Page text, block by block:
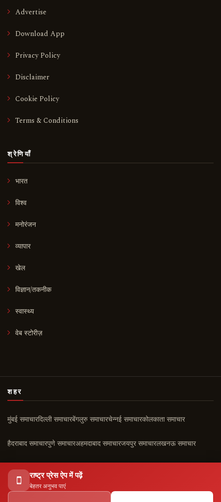
राष्ट्र प्रेस ऐप में पढ़ें
बेहतर अनुभव पाएं
Advertise
Download App
Privacy Policy
Disclaimer
Cookie Policy
Terms & Conditions
श्रेणियाँ
भारत
विश्व
मनोरंजन
व्यापार
खेल
विज्ञान/तकनीक
स्वास्थ्य
वेब स्टोरीज़
शहर
मुंबई समाचारदिल्ली समाचारबेंगलुरु समाचारचेन्नई समाचारकोलकाता समाचार
हैदराबाद समाचारपुणे समाचारअहमदाबाद समाचारजयपुर समाचारलखनऊ समाचार
चंडीगढ़ समाचार